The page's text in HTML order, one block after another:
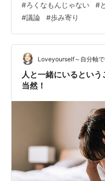
いう理由だけで独特な、
まりは馬鹿らしくて話題
な、提案という名の命令
タに褒めちぎられて、結
た結論に達する、、 そん
いますからろくなもんじ
#ろくなもんじゃない #
#議論 #歩み寄り
Loveyourself～自分軸
人と一緒にいるとい
当然！